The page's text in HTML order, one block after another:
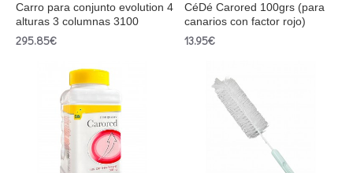
Carro para conjunto evolution 4
alturas 3 columnas 3100
295.85€
CéDé Carored 100grs (para
canarios con factor rojo)
13.95€